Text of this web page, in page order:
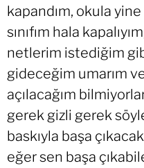
kapandım, okula
sınıfım hala
netlerim istediğim
gideceğim umarım
açılacağım
gerek gizli gerek
baskıyla başa
eğer sen başa